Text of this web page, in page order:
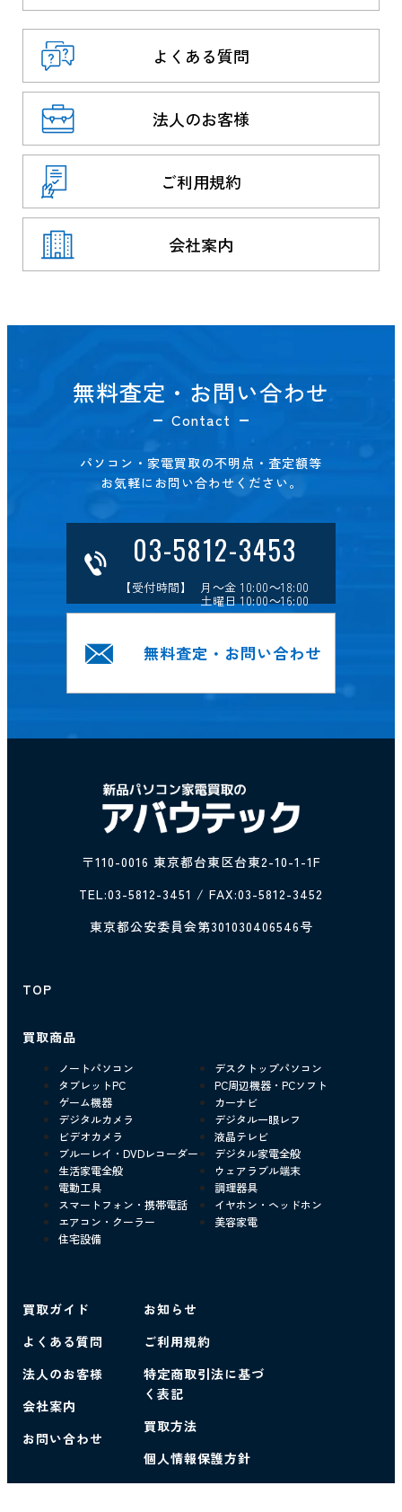
よくある質問
法人のお客様
ご利用規約
会社案内
無料査定・お問い合わせ
Contact
パソコン・家電買取の不明点・査定額等
お気軽にお問い合わせください。
03-5812-3453
【受付時間】 月～金 10:00～18:00
土曜日 10:00～16:00
無料査定・お問い合わせ
〒110-0016 東京都台東区台東2-10-1-1F
TEL:03-5812-3451 / FAX:03-5812-3452
東京都公安委員会第301030406546号
TOP
買取商品
ノートパソコン
デスクトップパソコン
タブレットPC
PC周辺機器・PCソフト
ゲーム機器
カーナビ
デジタルカメラ
デジタル一眼レフ
ビデオカメラ
液晶テレビ
ブルーレイ・DVDレコーダー
デジタル家電全般
生活家電全般
ウェアラブル端末
電動工具
調理器具
スマートフォン・携帯電話
イヤホン・ヘッドホン
エアコン・クーラー
美容家電
住宅設備
買取ガイド
よくある質問
法人のお客様
会社案内
お問い合わせ
お知らせ
ご利用規約
特定商取引法に基づ
く表記
買取方法
個人情報保護方針